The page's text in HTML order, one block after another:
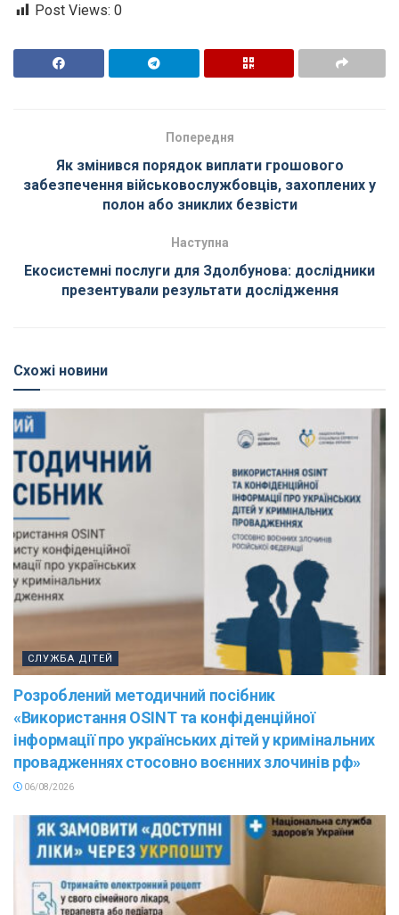
Post Views: 0
Попередня
Як змінився порядок виплати грошового
забезпечення військовослужбовців, захоплених у
полон або зниклих безвісти
Наступна
Екосистемні послуги для Здолбунова: дослідники
презентували результати дослідження
Схожі новини
СЛУЖБА ДІТЕЙ
Розроблений методичний посібник
«Використання OSINT та конфіденційної
інформації про українських дітей у кримінальних
провадженнях стосовно воєнних злочинів рф»
06/08/2026